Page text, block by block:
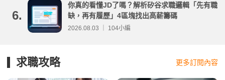
6.
你真的看懂JD了嗎？解析矽谷求職邏輯「先有職
缺，再有履歷」4區塊找出高薪籌碼
2026.08.03 ｜ 104小編
求職攻略 更多訂閱內容